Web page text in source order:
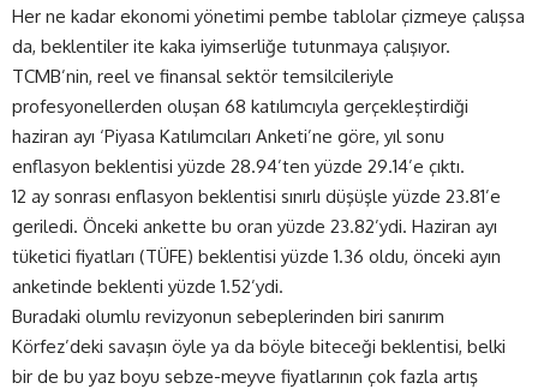
Her ne kadar ekonomi yönetimi pembe tablolar çizmeye çalışsa
da, beklentiler ite kaka iyimserliğe tutunmaya çalışıyor.
TCMB’nin, reel ve finansal sektör temsilcileriyle
profesyonellerden oluşan 68 katılımcıyla gerçekleştirdiği
haziran ayı ‘Piyasa Katılımcıları Anketi’ne göre, yıl sonu
enflasyon beklentisi yüzde 28.94’ten yüzde 29.14’e çıktı.
12 ay sonrası enflasyon beklentisi sınırlı düşüşle yüzde 23.81’e
geriledi. Önceki ankette bu oran yüzde 23.82’ydi. Haziran ayı
tüketici fiyatları (TÜFE) beklentisi yüzde 1.36 oldu, önceki ayın
anketinde beklenti yüzde 1.52’ydi.
Buradaki olumlu revizyonun sebeplerinden biri sanırım
Körfez’deki savaşın öyle ya da böyle biteceği beklentisi, belki
bir de bu yaz boyu sebze-meyve fiyatlarının çok fazla artış